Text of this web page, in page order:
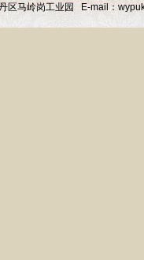
区马岭岗工业园 E-mail：